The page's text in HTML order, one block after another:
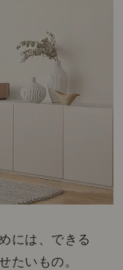
には、できる
たいもの。